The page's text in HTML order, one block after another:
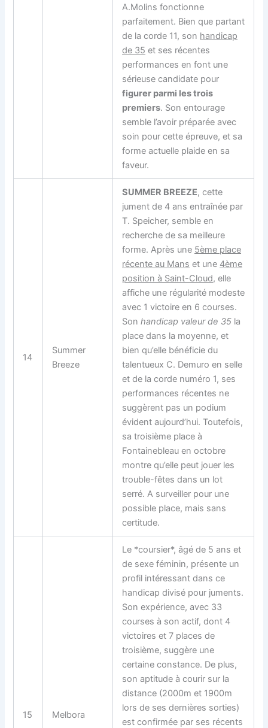
A.Molins fonctionne
parfaitement. Bien que partant
de la corde 11, son handicap
de 35 et ses récentes
performances en font une
sérieuse candidate pour
figurer parmi les trois
premiers. Son entourage
semble l’avoir préparée avec
soin pour cette épreuve, et sa
forme actuelle plaide en sa
faveur.
14
Summer
Breeze
SUMMER BREEZE, cette
jument de 4 ans entraînée par
T. Speicher, semble en
recherche de sa meilleure
forme. Après une 5ème place
récente au Mans et une 4ème
position à Saint-Cloud, elle
affiche une régularité modeste
avec 1 victoire en 6 courses.
Sonhandicap valeur de 35 la
place dans la moyenne, et
bien qu’elle bénéficie du
talentueux C. Demuro en selle
et de la corde numéro 1, ses
performances récentes ne
suggèrent pas un podium
évident aujourd’hui. Toutefois,
sa troisième place à
Fontainebleau en octobre
montre qu’elle peut jouer les
trouble-fêtes dans un lot
serré. A surveiller pour une
possible place, mais sans
certitude.
15 Melbora
Le *coursier*, âgé de 5 ans et
de sexe féminin, présente un
profil intéressant dans ce
handicap divisé pour juments.
Son expérience, avec 33
courses à son actif, dont 4
victoires et 7 places de
troisième, suggère une
certaine constance. De plus,
son aptitude à courir sur la
distance (2000m et 1900m
lors de ses dernières sorties)
est confirmée par ses récents